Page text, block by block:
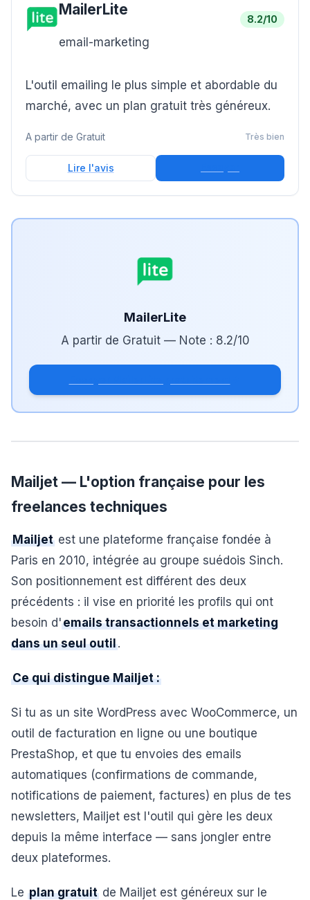
MailerLite
email-marketing
8.2/10
L'outil emailing le plus simple et abordable du
marché, avec un plan gratuit très généreux.
A partir de Gratuit Très bien
Lire l'avis
MailerLite
A partir de Gratuit— Note : 8.2/10
Mailjet — L'option française pour les
freelances techniques
Mailjet est une plateforme française fondée à
Paris en 2010, intégrée au groupe suédois Sinch.
Son positionnement est différent des deux
précédents : il vise en priorité les profils qui ont
besoin d'emails transactionnels et marketing
dans un seul outil.
Ce qui distingue Mailjet :
Si tu as un site WordPress avec WooCommerce, un
outil de facturation en ligne ou une boutique
PrestaShop, et que tu envoies des emails
automatiques (confirmations de commande,
notifications de paiement, factures) en plus de tes
newsletters, Mailjet est l'outil qui gère les deux
depuis la même interface — sans jongler entre
deux plateformes.
Le plan gratuit de Mailjet est généreux sur le